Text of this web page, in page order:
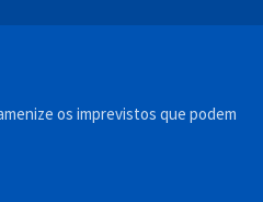
os imprevistos que podem